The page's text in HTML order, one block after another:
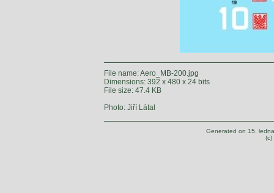
File name: Aero_MB-200.jpg
Dimensions: 392 x 480 x 24 bits
File size: 47.4 KB
Photo: Jiří Látal
Generated on 15.